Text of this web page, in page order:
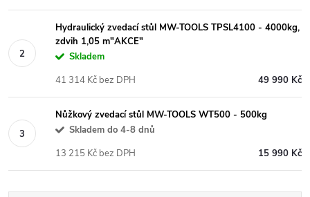
Hydraulický zvedací stůl MW-TOOLS TPSL4100 - 4000kg,
zdvih 1,05 m"AKCE"
Skladem
49 990 Kč
41 314 Kč bez DPH
Nůžkový zvedací stůl MW-TOOLS WT500 - 500kg
Skladem do 4-8 dnů
15 990 Kč
13 215 Kč bez DPH